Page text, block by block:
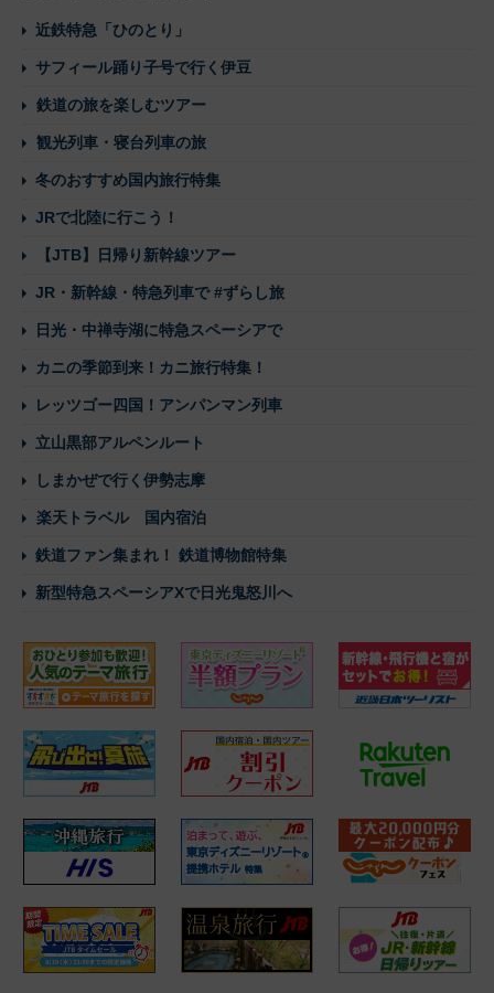
近鉄特急「ひのとり」
サフィール踊り子号で行く伊豆
鉄道の旅を楽しむツアー
観光列車・寝台列車の旅
冬のおすすめ国内旅行特集
JRで北陸に行こう！
【JTB】日帰り新幹線ツアー
JR・新幹線・特急列車で #ずらし旅
日光・中禅寺湖に特急スペーシアで
カニの季節到来！カニ旅行特集！
レッツゴー四国！アンパンマン列車
立山黒部アルペンルート
しまかぜで行く伊勢志摩
楽天トラベル 国内宿泊
鉄道ファン集まれ！ 鉄道博物館特集
新型特急スペーシアXで日光鬼怒川へ